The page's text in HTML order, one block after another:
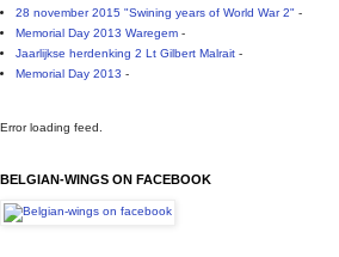
28 november 2015 "Swining years of World War 2" -
Memorial Day 2013 Waregem-
Jaarlijkse herdenking 2 Lt Gilbert Malrait-
Memorial Day 2013 -
Error loading feed.
BELGIAN-WINGS ON FACEBOOK